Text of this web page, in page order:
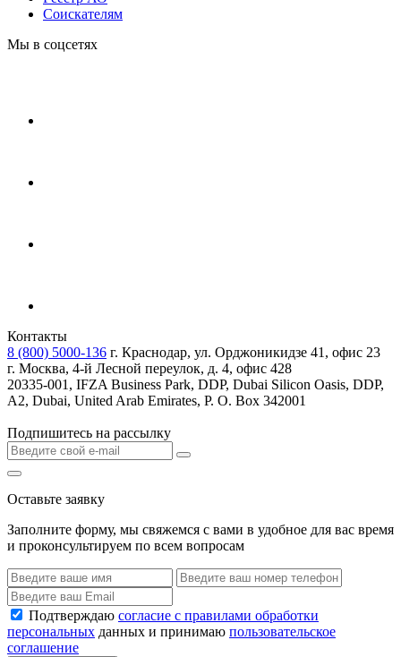
Соискателям
Мы в соцсетях
Контакты
8 (800) 5000-136 г. Краснодар, ул. Орджоникидзе 41, офис 23
г. Москва, 4-й Лесной переулок, д. 4, офис 428
20335-001, IFZA Business Park, DDP, Dubai Silicon Oasis, DDP,
A2, Dubai, United Arab Emirates, P. O. Box 342001
Подпишитесь на рассылку
Оставьте заявку
Заполните форму, мы свяжемся с вами в удобное для вас время
и проконсультируем по всем вопросам
Подтверждаю согласие с правилами обработки
персональных данных и принимаю пользовательское
соглашение